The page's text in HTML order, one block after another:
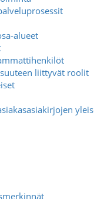
alueet
liittyvät roolit